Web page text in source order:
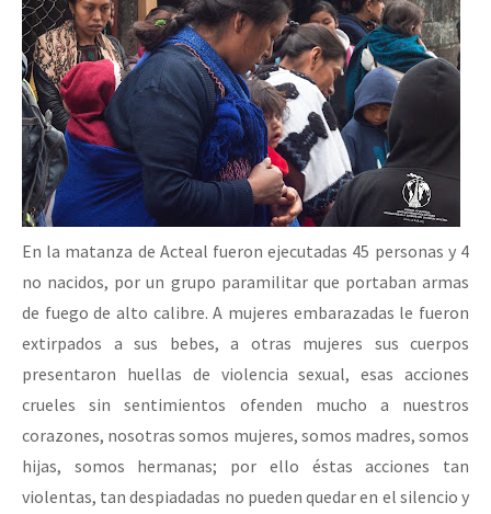
En la matanza de Acteal fueron ejecutadas 45 personas y 4
no nacidos, por un grupo paramilitar que portaban armas
de fuego de alto calibre. A mujeres embarazadas le fueron
extirpados a sus bebes, a otras mujeres sus cuerpos
presentaron huellas de violencia sexual, esas acciones
crueles sin sentimientos ofenden mucho a nuestros
corazones, nosotras somos mujeres, somos madres, somos
hijas, somos hermanas; por ello éstas acciones tan
violentas, tan despiadadas no pueden quedar en el silencio y